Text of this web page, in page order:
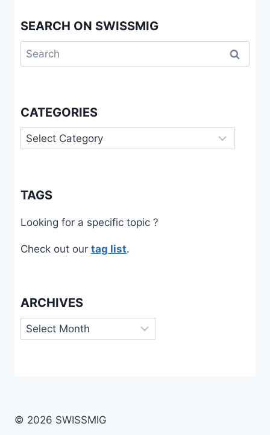
SEARCH ON SWISSMIG
Search
for:
CATEGORIES
Categories
TAGS
Looking for a specific topic ?
Check out our tag list.
ARCHIVES
Archives
© 2026 SWISSMIG